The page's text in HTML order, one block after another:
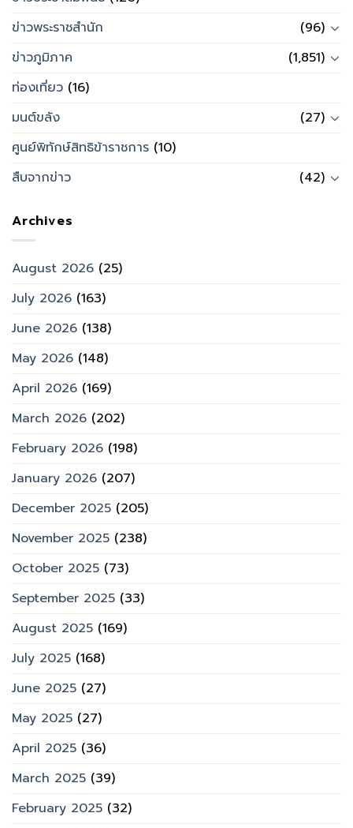
ข่าวพระราชสำนัก
(96)
ข่าวภูมิภาค
(1,851)
ท่องเที่ยว (16)
มนต์ขลัง
(27)
ศูนย์พิทักษ์สิทธิข้าราชการ (10)
สืบจากข่าว
(42)
Archives
August 2026 (25)
July 2026 (163)
June 2026 (138)
May 2026 (148)
April 2026 (169)
March 2026 (202)
February 2026 (198)
January 2026 (207)
December 2025 (205)
November 2025 (238)
October 2025 (73)
September 2025 (33)
August 2025 (169)
July 2025 (168)
June 2025 (27)
May 2025 (27)
April 2025 (36)
March 2025 (39)
February 2025 (32)